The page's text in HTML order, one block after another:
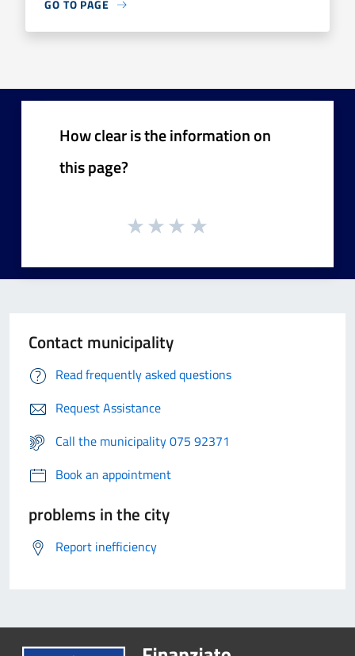
GO TO PAGE
How clear is the information on
this page?
Contact municipality
Read frequently asked questions
Request Assistance
Call the municipality 075 92371
Book an appointment
problems in the city
Report inefficiency